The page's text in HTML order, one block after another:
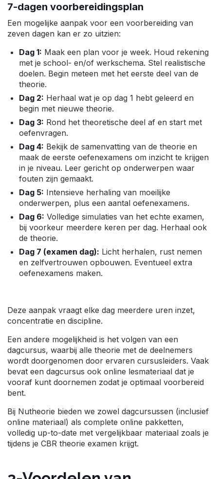
7-dagen voorbereidingsplan
Een mogelijke aanpak voor een voorbereiding van
zeven dagen kan er zo uitzien:
Dag 1: Maak een plan voor je week. Houd rekening
met je school- en/of werkschema. Stel realistische
doelen. Begin meteen met het eerste deel van de
theorie.
Dag 2: Herhaal wat je op dag 1 hebt geleerd en
begin met nieuwe theorie.
Dag 3: Rond het theoretische deel af en start met
oefenvragen.
Dag 4: Bekijk de samenvatting van de theorie en
maak de eerste oefenexamens om inzicht te krijgen
in je niveau. Leer gericht op onderwerpen waar
fouten zijn gemaakt.
Dag 5: Intensieve herhaling van moeilijke
onderwerpen, plus een aantal oefenexamens.
Dag 6: Volledige simulaties van het echte examen,
bij voorkeur meerdere keren per dag. Herhaal ook
de theorie.
Dag 7 (examen dag): Licht herhalen, rust nemen
en zelfvertrouwen opbouwen. Eventueel extra
oefenexamens maken.
Deze aanpak vraagt elke dag meerdere uren inzet,
concentratie en discipline.
Een andere mogelijkheid is het volgen van een
dagcursus, waarbij alle theorie met de deelnemers
wordt doorgenomen door ervaren cursusleiders. Vaak
bevat een dagcursus ook online lesmateriaal dat je
vooraf kunt doornemen zodat je optimaal voorbereid
bent.
Bij Nutheorie bieden we zowel dagcursussen (inclusief
online materiaal) als complete online pakketten,
volledig up-to-date met vergelijkbaar materiaal zoals je
tijdens je CBR theorie examen krijgt.